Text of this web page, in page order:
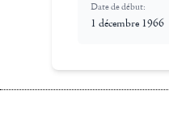
Date de début:
1 décembre 1966